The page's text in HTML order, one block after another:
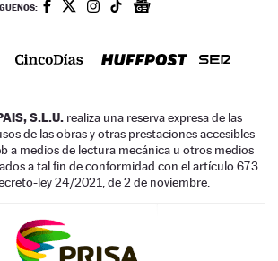
S.L.U. realiza una reserva expresa de las
de las obras y otras prestaciones accesibles
a medios de lectura mecánica u otros medios
a tal fin de conformidad con el artículo 67.3
ley 24/2021, de 2 de noviembre.